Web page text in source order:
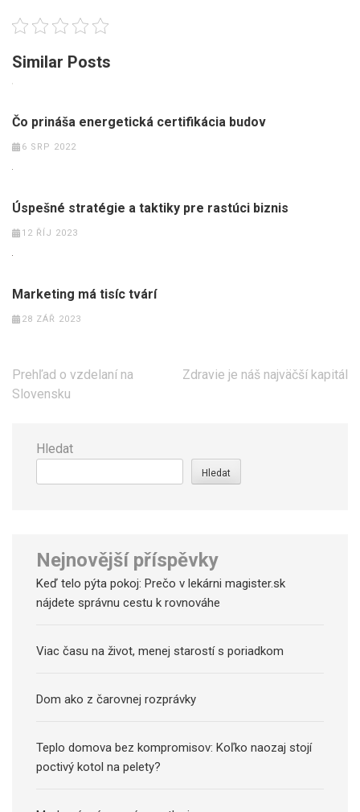
Similar Posts
Čo prináša energetická certifikácia budov
6 SRP 2022
Úspešné stratégie a taktiky pre rastúci biznis
12 ŘÍJ 2023
Marketing má tisíc tvárí
28 ZÁŘ 2023
Navigace
pro
Prehľad o vzdelaní na
Slovensku
Zdravie je náš najväčší kapitál
Hledat
Hledat
Nejnovější příspěvky
Keď telo pýta pokoj: Prečo v lekárni magister.sk
nájdete správnu cestu k rovnováhe
Viac času na život, menej starostí s poriadkom
Dom ako z čarovnej rozprávky
Teplo domova bez kompromisov: Koľko naozaj stojí
poctivý kotol na pelety?